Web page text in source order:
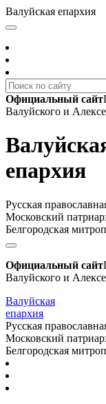
Валуйская епархия
Официальный сайт
Валуйского и
епархия
Русская
Московский
Белгородская
Официальный сайт
Валуйского и
Валуйская
епархия
Русская
Московский
Белгородская